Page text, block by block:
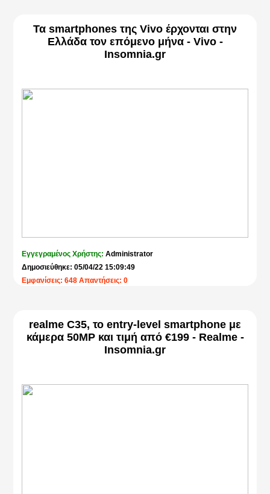
Τα smartphones της Vivo έρχονται στην
Ελλάδα τον επόμενο μήνα - Vivo -
Insomnia.gr
Εγγεγραμένος Χρήστης:Administrator
Δημοσιεύθηκε: 05/04/22 15:09:49
Εμφανίσεις: 648 Απαντήσεις: 0
realme C35, το entry-level smartphone με
κάμερα 50MP και τιμή από €199 - Realme -
Insomnia.gr